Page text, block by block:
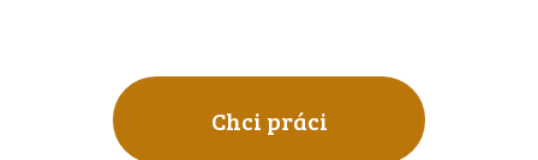
Chci práci